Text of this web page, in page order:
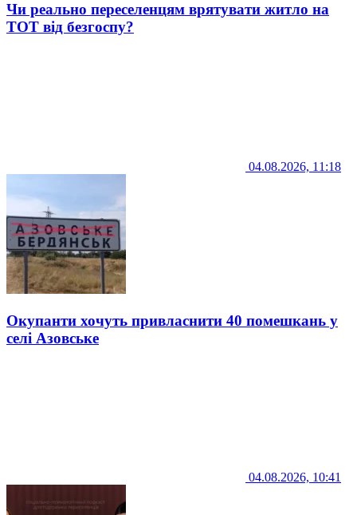
Чи реально переселенцям врятувати житло на
ТОТ від безгоспу?
04.08.2026, 11:18
Окупанти хочуть привласнити 40 помешкань у
селі Азовське
04.08.2026, 10:41